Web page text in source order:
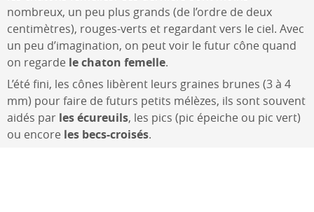
nombreux, un peu plus grands (de l’ordre de deux
centimètres), rouges-verts et regardant vers le ciel. Avec
un peu d’imagination, on peut voir le futur cône quand
on regarde le chaton femelle.
L’été fini, les cônes libèrent leurs graines brunes (3 à 4
mm) pour faire de futurs petits mélèzes, ils sont souvent
aidés par les écureuils, les pics (pic épeiche ou pic vert)
ou encore les becs-croisés.